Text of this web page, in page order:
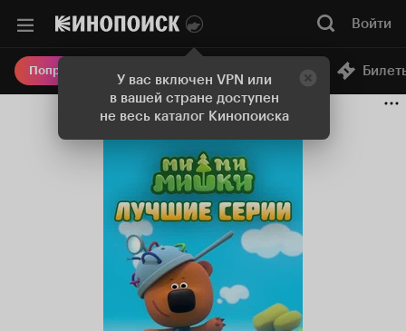
У вас включен VPN или
в вашей стране доступен
не весь каталог Кинопоиска
Войти
Попробовать Плюс Онлайн-кинотеатр